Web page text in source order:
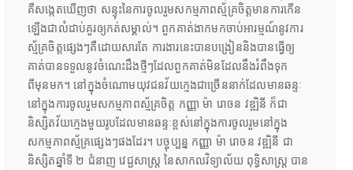
គឺសង្កេតឃើញថា សន្ទុះនៃការចូលរួមសកម្មភាពស្ម័គ្រចិត្តមានការកើន
ឡើងជាលំដាប់គួរឲ្យកត់សម្គាល់។ ពួកគាត់ងាកមកចាប់អារម្មណ៍នូវការ
ស្ម័គ្រចិត្តផ្សេងៗគឺដោយសារតែ ការងារនេះបានបង្រៀននិងបានធ្វើឲ្យ
គាត់បានទទួលនូវចំណេះដឹងថ្មីៗដែលពួកគាត់មិនដែលនឹងរំពឹងទុក
ពីមុនមក។ នៅក្នុងចំណោមយុវជនវ័យក្មេងជាច្រើននាក់ដែលមានឆន្ទៈ
នៅក្នុងការចូលរួមសកម្មភាពស្ម័គ្រចិត្ត កញ្ញា ម៉ា រោចន វឌ្ឍិនី ក៏ជា
និស្សិតវ័យក្មេងមួយរូបដែលមានឆន្ទៈខ្ពស់នៅក្នុងការចូលរួមនៅក្នុង
សកម្មភាពស្ម័គ្រផ្សេងៗផងដែរ។ បច្ចុប្បន្ន កញ្ញា ម៉ា រោចន វឌ្ឍិនី ជា
និស្សិតឆ្នាំទី ២ ជំនាញ វេជ្ជសាស្ត្រ នៃសាកលវិទ្យាល័យ ពុទ្ធិសាស្ត្រ បាន